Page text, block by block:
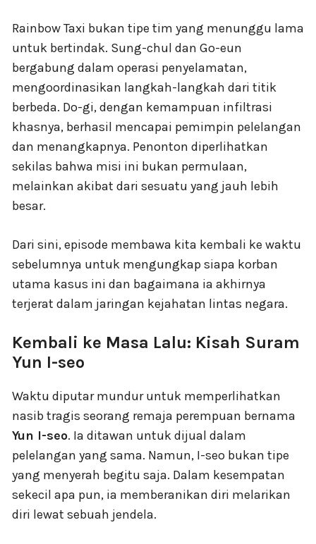
Rainbow Taxi bukan tipe tim yang menunggu lama
untuk bertindak. Sung-chul dan Go-eun
bergabung dalam operasi penyelamatan,
mengoordinasikan langkah-langkah dari titik
berbeda. Do-gi, dengan kemampuan infiltrasi
khasnya, berhasil mencapai pemimpin pelelangan
dan menangkapnya. Penonton diperlihatkan
sekilas bahwa misi ini bukan permulaan,
melainkan akibat dari sesuatu yang jauh lebih
besar.
Dari sini, episode membawa kita kembali ke waktu
sebelumnya untuk mengungkap siapa korban
utama kasus ini dan bagaimana ia akhirnya
terjerat dalam jaringan kejahatan lintas negara.
Kembali ke Masa Lalu: Kisah Suram
Yun I-seo
Waktu diputar mundur untuk memperlihatkan
nasib tragis seorang remaja perempuan bernama
Yun I-seo. Ia ditawan untuk dijual dalam
pelelangan yang sama. Namun, I-seo bukan tipe
yang menyerah begitu saja. Dalam kesempatan
sekecil apa pun, ia memberanikan diri melarikan
diri lewat sebuah jendela.